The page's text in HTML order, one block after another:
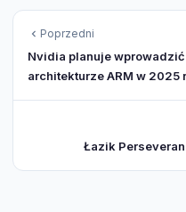
Poprzedni
Nvidia planuje wprowadzić
architekturze ARM w 2025
Łazik